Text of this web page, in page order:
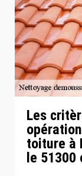
Les
toiture à
le 51300